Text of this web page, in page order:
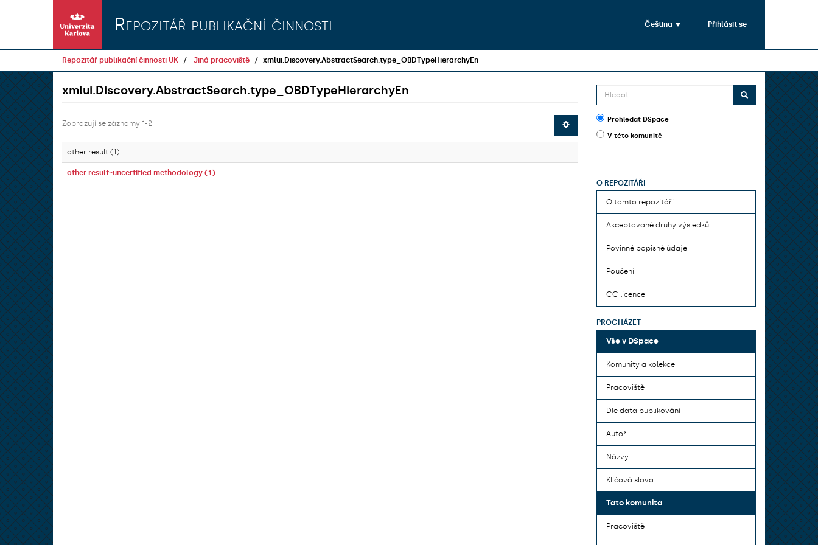
Repozitář publikační činnosti Čeština Přihlásit se
Repozitář publikační činnosti UK Jiná pracoviště xmlui.Discovery.AbstractSearch.type_OBDTypeHierarchyEn
xmlui.Discovery.AbstractSearch.type_OBDTypeHierarchyEn
Zobrazují se záznamy 1-2
other result (1)
other result::uncertified methodology (1)
Prohledat DSpace
V této komunitě
O REPOZITÁŘI
O tomto repozitáři
Akceptované druhy výsledků
Povinné popisné údaje
Poučení
CC licence
PROCHÁZET
Vše v DSpace
Komunity a kolekce
Pracoviště
Dle data publikování
Autoři
Názvy
Klíčová slova
Tato komunita
Pracoviště